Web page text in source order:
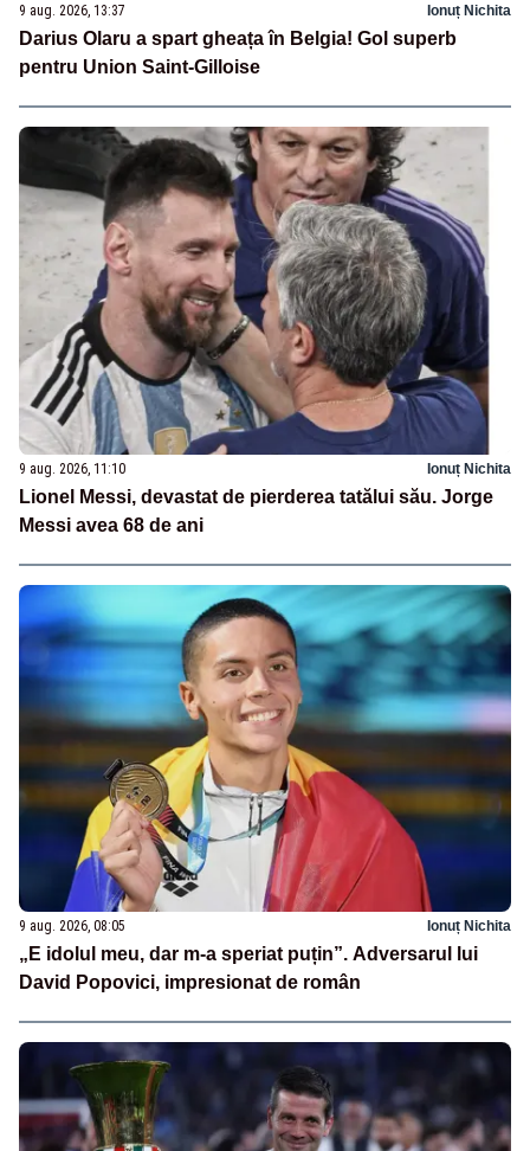
9 aug. 2026, 13:37 Ionuț Nichita
Darius Olaru a spart gheața în Belgia! Gol superb
pentru Union Saint-Gilloise
9 aug. 2026, 11:10 Ionuț Nichita
Lionel Messi, devastat de pierderea tatălui său. Jorge
Messi avea 68 de ani
9 aug. 2026, 08:05 Ionuț Nichita
„E idolul meu, dar m-a speriat puțin”. Adversarul lui
David Popovici, impresionat de român